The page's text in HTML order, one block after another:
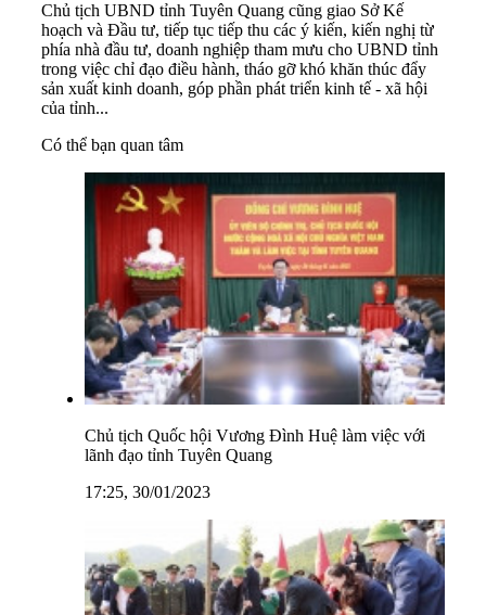
Chủ tịch UBND tỉnh Tuyên Quang cũng giao Sở Kế
hoạch và Đầu tư, tiếp tục tiếp thu các ý kiến, kiến nghị từ
phía nhà đầu tư, doanh nghiệp tham mưu cho UBND tỉnh
trong việc chỉ đạo điều hành, tháo gỡ khó khăn thúc đẩy
sản xuất kinh doanh, góp phần phát triển kinh tế - xã hội
của tỉnh...
Có thể bạn quan tâm
Chủ tịch Quốc hội Vương Đình Huệ làm việc với
lãnh đạo tỉnh Tuyên Quang
17:25, 30/01/2023